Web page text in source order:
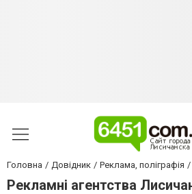
Головна Довідник Реклама, поліграфія
Рекламні агентства